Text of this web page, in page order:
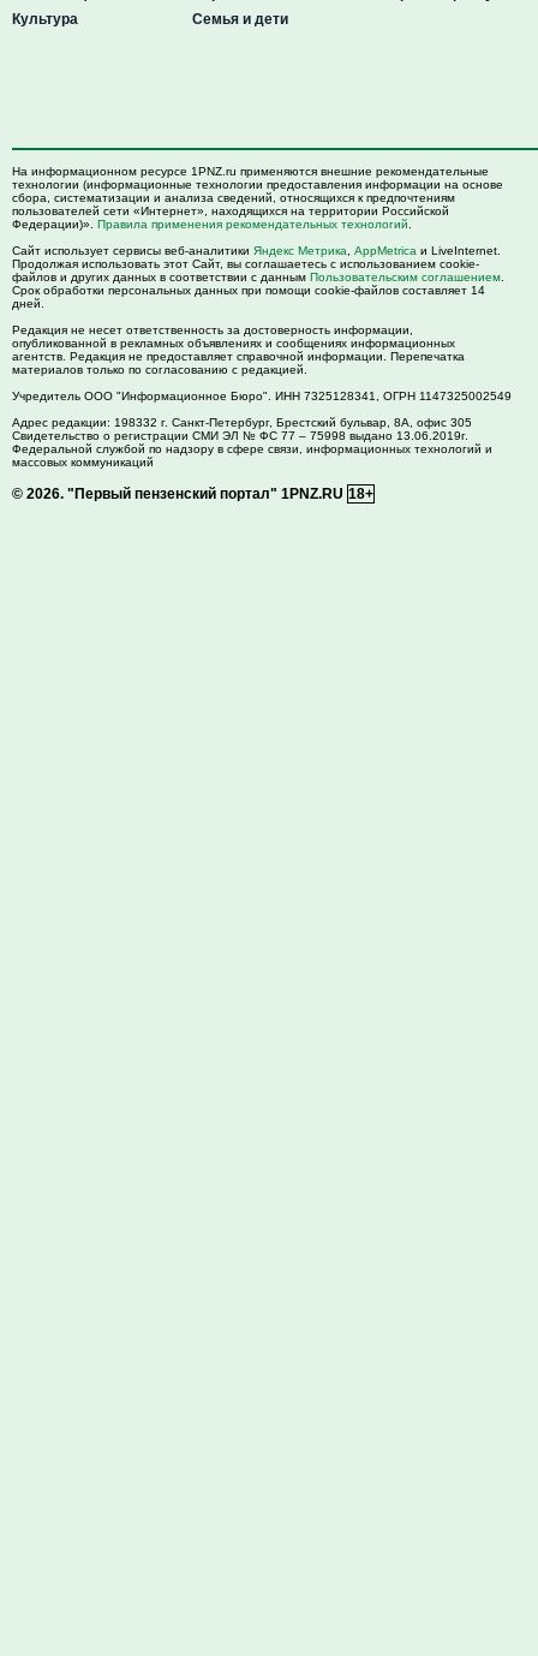
Культура
Семья и дети
На информационном ресурсе 1PNZ.ru применяются внешние рекомендательные
технологии (информационные технологии предоставления информации на основе
сбора, систематизации и анализа сведений, относящихся к предпочтениям
пользователей сети «Интернет», находящихся на территории Российской
Федерации)». Правила применения рекомендательных технологий
Сайт использует сервисы веб-аналитики Яндекс Метрика AppMetrica и LiveInternet.
Продолжая использовать этот Сайт, вы соглашаетесь с использованием cookie-
файлов и других данных в соответствии с данным Пользовательским соглашением
Срок обработки персональных данных при помощи cookie-файлов составляет 14
дней.
Редакция не несет ответственность за достоверность информации,
опубликованной в рекламных объявлениях и сообщениях информационных
агентств. Редакция не предоставляет справочной информации. Перепечатка
материалов только по согласованию с редакцией.
Учредитель ООО "Информационное Бюро". ИНН 7325128341, ОГРН 1147325002549
Адрес редакции: 198332 г. Санкт-Петербург, Брестский бульвар, 8А, офис 305
Свидетельство о регистрации СМИ ЭЛ № ФС 77 – 75998 выдано 13.06.2019г.
Федеральной службой по надзору в сфере связи, информационных технологий и
массовых коммуникаций
© 2026. "Первый пензенский портал" 1PNZ.RU 18+